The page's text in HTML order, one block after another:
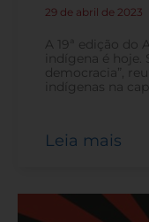
29 de abril de 2023
A 19ª edição do
indígena é
democracia”,
indígenas na
Leia mais